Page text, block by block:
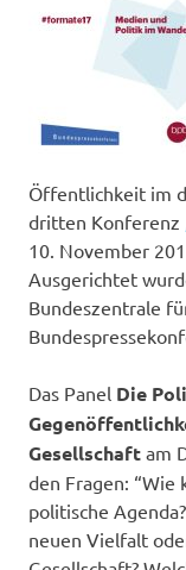
Öffentlichkeit im
dritten Konferenz
10. November
Ausgerichtet
Bundeszentrale
Das Panel Die
Gesellschaft am
den Fragen: “Wie
politische
neuen Vielfalt